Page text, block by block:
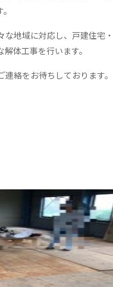
地域に対応し、戸建住宅
体工事を行います。
絡をお待ちしております。